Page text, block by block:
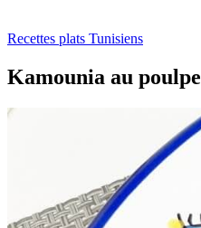
Recettes plats Tunisiens
Kamounia au poulpe